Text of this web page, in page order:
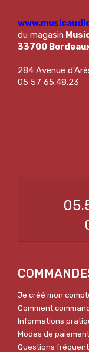
du magasin
33700
284 Avenue
05 57 65.48.23
Je créé mon
Comment
Informations
Modes de paiement
Questions